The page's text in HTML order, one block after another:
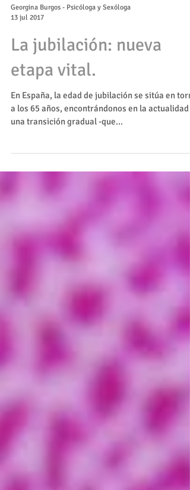
Georgina Burgos - Psicóloga y Sexóloga
13 jul 2017
La jubilación: nueva
etapa vital.
En España, la edad de jubilación se sitúa en
una transición gradual -que...